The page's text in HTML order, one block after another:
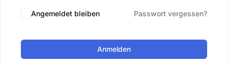
Angemeldet bleiben Passwort vergessen?
Anmelden